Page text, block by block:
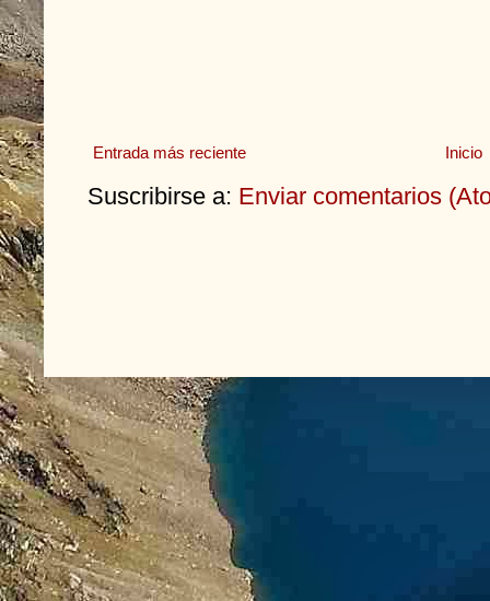
Entrada más reciente Inicio
Suscribirse a: Enviar comentarios